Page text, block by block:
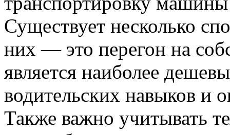
Существует несколько
них — это перегон на
является наиболее
водительских навыков и
Также важно учитывать